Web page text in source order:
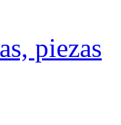
piezas